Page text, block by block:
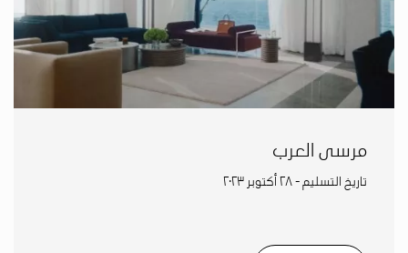
مرسى العرب
تاريخ التسليم - ٢٨ أكتوبر ٢٠٢٣